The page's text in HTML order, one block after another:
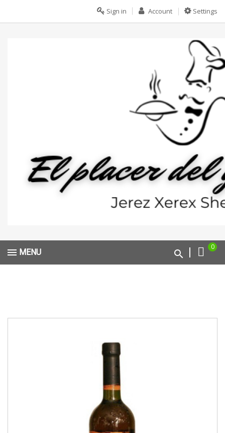
Settings
Account
Sign in
0
MENU